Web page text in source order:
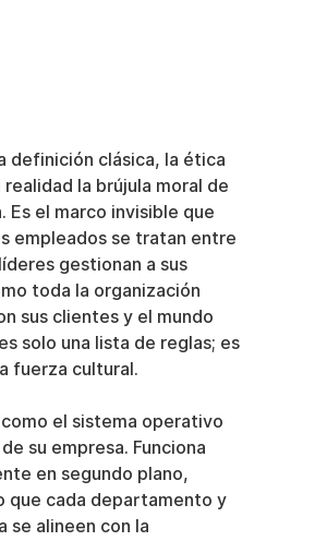
definición clásica, la ética
realidad la brújula moral de
Es el marco invisible que
empleados se tratan entre
gestionan a sus
toda la organización
sus clientes y el mundo
solo una lista de reglas; es
fuerza cultural.
el sistema operativo
su empresa. Funciona
en segundo plano,
que cada departamento y
se alineen con la